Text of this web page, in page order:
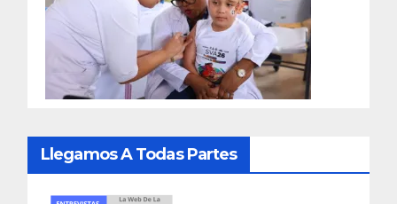
Llegamos A Todas Partes